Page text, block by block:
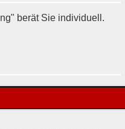
berät Sie individuell.